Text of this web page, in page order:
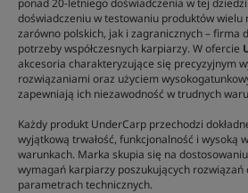
ponad 20-letniego doświadczenia w tej
doświadczeniu w testowaniu produktów wielu
zarówno polskich, jak i zagranicznych – firma
potrzeby współczesnych karpiarzy. W ofercie
akcesoria charakteryzujące się precyzyjnym
rozwiązaniami oraz użyciem
zapewniają ich niezawodność w trudnych
Każdy produkt UnderCarp przechodzi
wyjątkową trwałość, funkcjonalność i wysoką
warunkach. Marka skupia się na
wymagań karpiarzy poszukujących rozwiązań
parametrach technicznych.